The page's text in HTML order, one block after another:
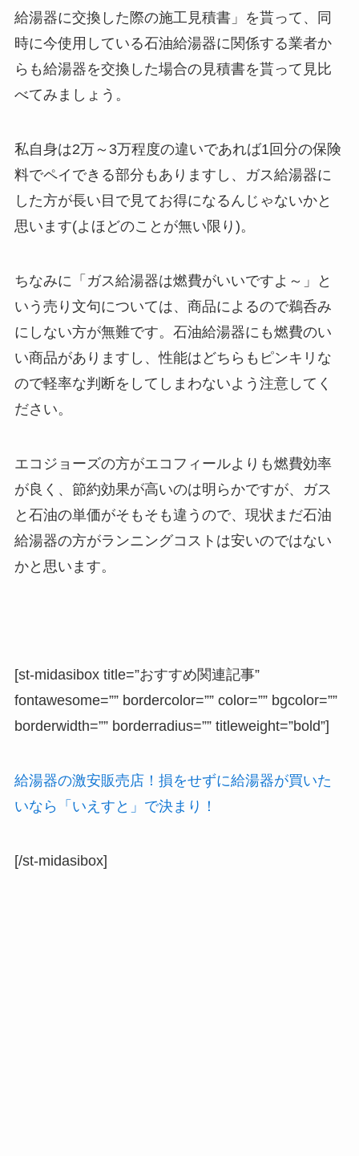
給湯器に交換した際の施工見積書」を貰って、同
時に今使用している石油給湯器に関係する業者か
らも給湯器を交換した場合の見積書を貰って見比
べてみましょう。
私自身は2万～3万程度の違いであれば1回分の保険
料でペイできる部分もありますし、ガス給湯器に
した方が長い目で見てお得になるんじゃないかと
思います(よほどのことが無い限り)。
ちなみに「ガス給湯器は燃費がいいですよ～」と
いう売り文句については、商品によるので鵜呑み
にしない方が無難です。石油給湯器にも燃費のい
い商品がありますし、性能はどちらもピンキリな
ので軽率な判断をしてしまわないよう注意してく
ださい。
エコジョーズの方がエコフィールよりも燃費効率
が良く、節約効果が高いのは明らかですが、ガス
と石油の単価がそもそも違うので、現状まだ石油
給湯器の方がランニングコストは安いのではない
かと思います。
[st-midasibox title=”おすすめ関連記事”
fontawesome=”” bordercolor=”” color=”” bgcolor=””
borderwidth=”” borderradius=”” titleweight=”bold”]
給湯器の激安販売店！損をせずに給湯器が買いた
いなら「いえすと」で決まり！
[/st-midasibox]